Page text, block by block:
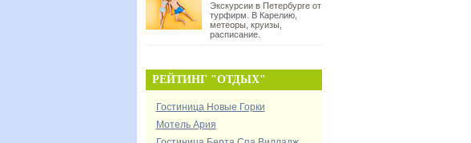
Экскурсии в Петербурге от
турфирм. В Карелию,
метеоры, круизы,
расписание.
РЕЙТИНГ "ОТДЫХ"
Гостиница Новые Горки
Мотель Ария